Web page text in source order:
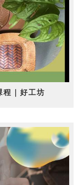
程｜好工坊